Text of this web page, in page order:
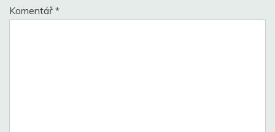
Komentář *